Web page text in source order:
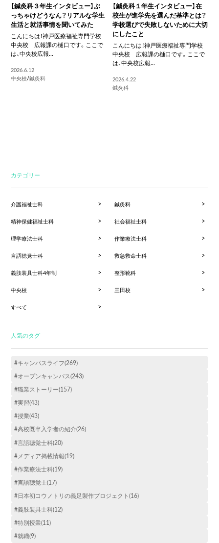
【鍼灸科３年生インタビュー】ぶ
っちゃけどうなん？リアルな学生
生活と就活事情を聞いてみた
こんにちは！神戸医療福祉専門学校
中央校 広報課の樋口です。ここで
は、中央校広報...
2026.6.12
中央校/鍼灸科
【鍼灸科１年生インタビュー】在
校生が進学先を選んだ基準とは？
学校選びで失敗しないために大切
にしたこと
こんにちは！神戸医療福祉専門学校
中央校 広報課の樋口です。ここで
は、中央校広報...
2026.4.22
鍼灸科
カテゴリー
介護福祉士科 鍼灸科
精神保健福祉士科 社会福祉士科
理学療法士科 作業療法士科
言語聴覚士科 救急救命士科
義肢装具士科4年制 整形靴科
中央校 三田校
すべて
人気のタグ
#キャンパスライフ(269)
#オープンキャンパス(243)
#職業ストーリー(157)
#実習(43)
#授業(43)
#高校既卒入学者の紹介(26)
#言語聴覚士科(20)
#メディア掲載情報(19)
#作業療法士科(19)
#言語聴覚士(17)
#日本初コウノトリの義足製作プロジェクト(16)
#義肢装具士科(12)
#特別授業(11)
#就職(9)